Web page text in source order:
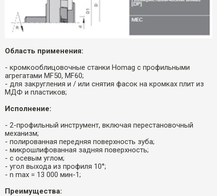
Область применения:
- кромкооблицовочные станки Homag с профильными
агрегатами MF50, MF60;
- для закругления и / или снятия фасок на кромках плит из
МДФ и пластиков;
Исполнение:
- 2-профильный инструмент, включая перестановочный
механизм;
- полированная передняя поверхность зуба;
- микрошлифованная задняя поверхность;
- с осевым углом;
- угол выхода из профиля 10°;
- n max = 13 000 мин-1;
Преимущества: